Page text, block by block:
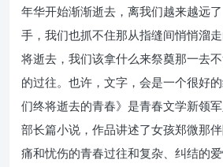
年华开始渐渐逝去，离我们越来越远
手，我们也抓不住那从指缝间悄悄溜
将逝去，我们该拿什么来祭奠那一去
的过往。也许，文字，会是一个很好
们终将逝去的青春》是青春文学新领
部长篇小说，作品讲述了女孩郑微那
痛和忧伤的青春过往和复杂、纠结的